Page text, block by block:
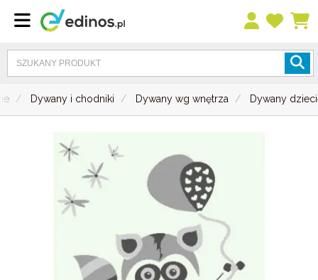
Dywany i chodniki Dywany wg wnętrza Dywany